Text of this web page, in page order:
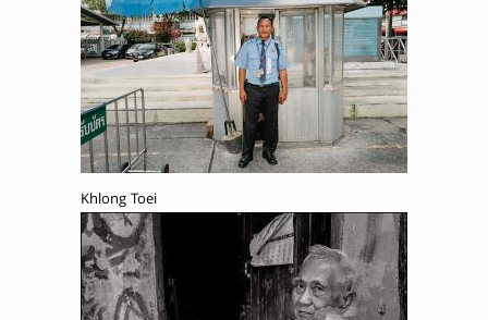
Khlong Toei